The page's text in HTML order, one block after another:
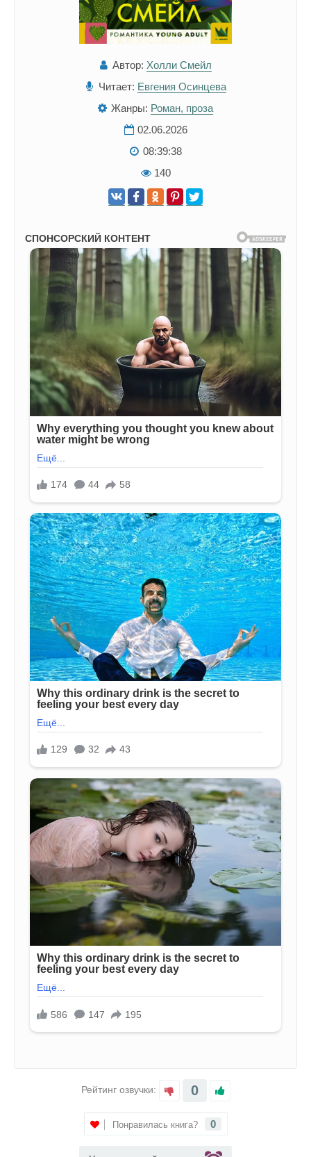
Автор: Холли Смейл
Читает: Евгения Осинцева
Жанры: Роман, проза
02.06.2026
08:39:38
140
Рейтинг озвучки: 0
Понравилась книга? 0